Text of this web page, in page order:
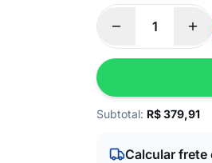
Subtotal: R$379,91
Calcular frete